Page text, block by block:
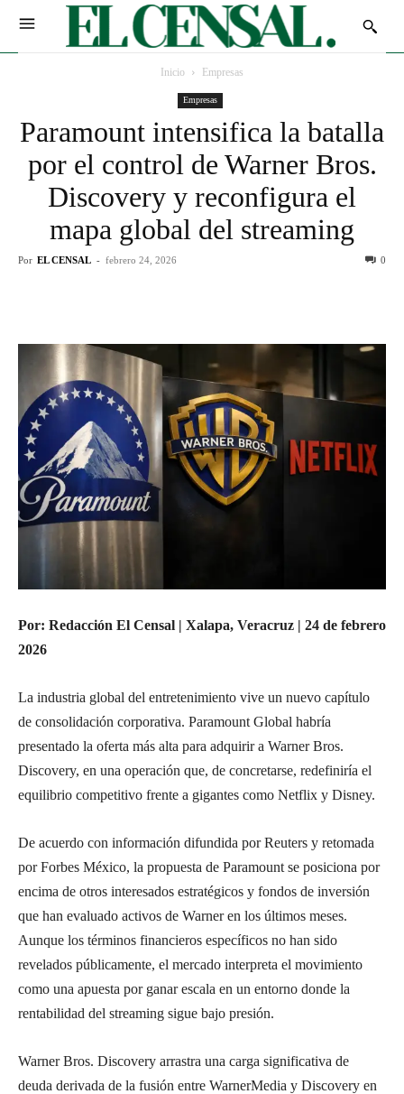
Inicio Empresas
Empresas
Paramount intensifica la batalla
por el control de Warner Bros.
Discovery y reconfigura el
mapa global del streaming
Por EL CENSAL - febrero 24, 2026 0
Por: Redacción El Censal | Xalapa, Veracruz | 24 de febrero
2026
La industria global del entretenimiento vive un nuevo capítulo
de consolidación corporativa. Paramount Global habría
presentado la oferta más alta para adquirir a Warner Bros.
Discovery, en una operación que, de concretarse, redefiniría el
equilibrio competitivo frente a gigantes como Netflix y Disney.
De acuerdo con información difundida por Reuters y retomada
por Forbes México, la propuesta de Paramount se posiciona por
encima de otros interesados estratégicos y fondos de inversión
que han evaluado activos de Warner en los últimos meses.
Aunque los términos financieros específicos no han sido
revelados públicamente, el mercado interpreta el movimiento
como una apuesta por ganar escala en un entorno donde la
rentabilidad del streaming sigue bajo presión.
Warner Bros. Discovery arrastra una carga significativa de
deuda derivada de la fusión entre WarnerMedia y Discovery en